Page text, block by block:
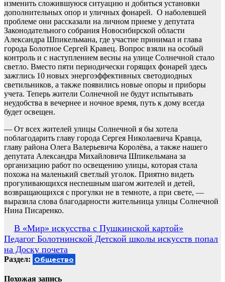
изменить сложившуюся ситуацию и добиться установки
дополнительных опор и уличных фонарей. О наболевшей
проблеме они рассказали на личном приеме у депутата
Законодательного собрания Новосибирской области
Александра Шпикельмана, где участие принимал и глава
города Болотное Сергей Кравец. Вопрос взяли на особый
контроль и с наступлением весны на улице Солнечной стало
светло. Вместо пяти периодически горящих фонарей здесь
зажглись 10 новых энергоэффективных светодиодных
светильников, а также появились новые опоры и приборы
учета. Теперь жители Солнечной не будут испытывать
неудобства в вечернее и ночное время, путь к дому всегда
будет освещен.
— От всех жителей улицы Солнечной я бы хотела
поблагодарить главу города Сергея Николаевича Кравца,
главу района Олега Валерьевича Королёва, а также нашего
депутата Александра Михайловича Шпикельмана за
организацию работ по освещению улицы, которая стала
похожа на маленький светлый уголок. Приятно видеть
прогуливающихся неспешным шагом жителей и детей,
возвращающихся с прогулки не в темноте, а при свете, —
выразила слова благодарности жительница улицы Солнечной
Нина Писаренко.
Навигация
по
записям
В «Мир» искусства с Пушкинской картой»
Педагог Болотнинской Детской школы искусств попал
на Доску почета
Раздел: Общество
Похожая запись